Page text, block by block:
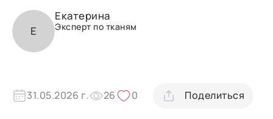
Е
Екатерина
Эксперт по тканям
31.05.2026 г. 26 0 Поделиться